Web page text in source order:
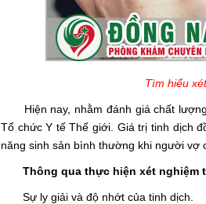
Tìm hiểu
Hiện nay, nhằm đánh giá chất lượng
Tổ chức Y tế Thế giới. Giá trị tinh dịch
năng sinh sản bình thường khi người vợ
Thông qua thực hiện xét nghiệm
Sự ly giải và độ nhớt của tinh dịch.